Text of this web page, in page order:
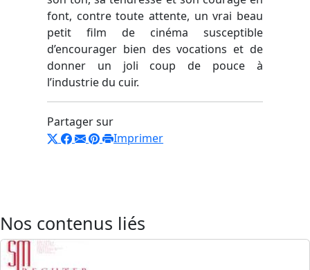
font, contre toute attente, un vrai beau
petit film de cinéma susceptible
d’encourager bien des vocations et de
donner un joli coup de pouce à
l’industrie du cuir.
Partager sur
Imprimer
Nos contenus liés